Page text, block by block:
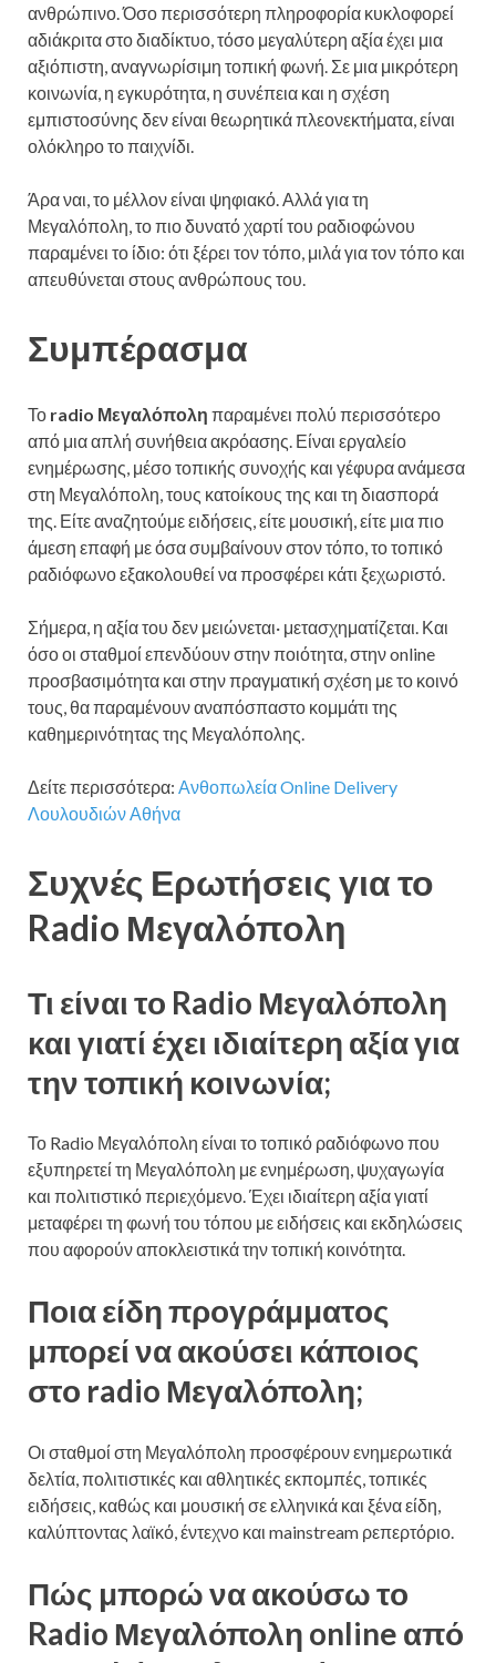
ανθρώπινο. Όσο περισσότερη πληροφορία κυκλοφορεί
αδιάκριτα στο διαδίκτυο, τόσο μεγαλύτερη αξία έχει μια
αξιόπιστη, αναγνωρίσιμη τοπική φωνή. Σε μια μικρότερη
κοινωνία, η εγκυρότητα, η συνέπεια και η σχέση
εμπιστοσύνης δεν είναι θεωρητικά πλεονεκτήματα, είναι
ολόκληρο το παιχνίδι.
Άρα ναι, το μέλλον είναι ψηφιακό. Αλλά για τη
Μεγαλόπολη, το πιο δυνατό χαρτί του ραδιοφώνου
παραμένει το ίδιο: ότι ξέρει τον τόπο, μιλά για τον τόπο και
απευθύνεται στους ανθρώπους του.
Συμπέρασμα
Το radio Μεγαλόπολη παραμένει πολύ περισσότερο
από μια απλή συνήθεια ακρόασης. Είναι εργαλείο
ενημέρωσης, μέσο τοπικής συνοχής και γέφυρα ανάμεσα
στη Μεγαλόπολη, τους κατοίκους της και τη διασπορά
της. Είτε αναζητούμε ειδήσεις, είτε μουσική, είτε μια πιο
άμεση επαφή με όσα συμβαίνουν στον τόπο, το τοπικό
ραδιόφωνο εξακολουθεί να προσφέρει κάτι ξεχωριστό.
Σήμερα, η αξία του δεν μειώνεται· μετασχηματίζεται. Και
όσο οι σταθμοί επενδύουν στην ποιότητα, στην online
προσβασιμότητα και στην πραγματική σχέση με το κοινό
τους, θα παραμένουν αναπόσπαστο κομμάτι της
καθημερινότητας της Μεγαλόπολης.
Δείτε περισσότερα: Ανθοπωλεία Online Delivery
Λουλουδιών Αθήνα
Συχνές Ερωτήσεις για το
Radio Μεγαλόπολη
Τι είναι το Radio Μεγαλόπολη
και γιατί έχει ιδιαίτερη αξία για
την τοπική κοινωνία;
Το Radio Μεγαλόπολη είναι το τοπικό ραδιόφωνο που
εξυπηρετεί τη Μεγαλόπολη με ενημέρωση, ψυχαγωγία
και πολιτιστικό περιεχόμενο. Έχει ιδιαίτερη αξία γιατί
μεταφέρει τη φωνή του τόπου με ειδήσεις και εκδηλώσεις
που αφορούν αποκλειστικά την τοπική κοινότητα.
Ποια είδη προγράμματος
μπορεί να ακούσει κάποιος
στο radio Μεγαλόπολη;
Οι σταθμοί στη Μεγαλόπολη προσφέρουν ενημερωτικά
δελτία, πολιτιστικές και αθλητικές εκπομπές, τοπικές
ειδήσεις, καθώς και μουσική σε ελληνικά και ξένα είδη,
καλύπτοντας λαϊκό, έντεχνο και mainstream ρεπερτόριο.
Πώς μπορώ να ακούσω το
Radio Μεγαλόπολη online από